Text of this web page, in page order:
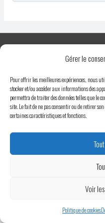
Gérer le
Pour offrir les meilleures expériences, nous
stocker et/ou accéder aux informations des
permettra de traiter des données telles que le
site. Le fait de ne pas consentir ou de retirer
certaines caractéristiques et fonctions.
Voir
Politique de cookies
Politique
Copyright © 2026